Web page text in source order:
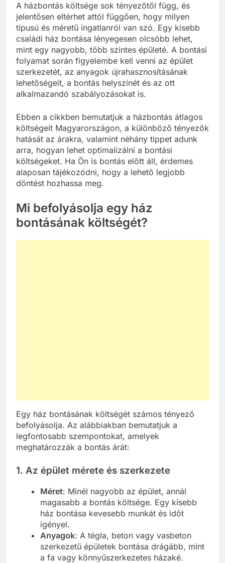
A házbontás költsége sok tényezőtől függ, és
jelentősen eltérhet attól függően, hogy milyen
típusú és méretű ingatlanról van szó. Egy kisebb
családi ház bontása lényegesen olcsóbb lehet,
mint egy nagyobb, több szintes épületé. A bontási
folyamat során figyelembe kell venni az épület
szerkezetét, az anyagok újrahasznosításának
lehetőségeit, a bontás helyszínét és az ott
alkalmazandó szabályozásokat is.
Ebben a cikkben bemutatjuk a házbontás átlagos
költségeit Magyarországon, a különböző tényezők
hatását az árakra, valamint néhány tippet adunk
arra, hogyan lehet optimalizálni a bontási
költségeket. Ha Ön is bontás előtt áll, érdemes
alaposan tájékozódni, hogy a lehető legjobb
döntést hozhassa meg.
Mi befolyásolja egy ház
bontásának költségét?
Egy ház bontásának költségét számos tényező
befolyásolja. Az alábbiakban bemutatjuk a
legfontosabb szempontokat, amelyek
meghatározzák a bontás árát:
1. Az épület mérete és szerkezete
Méret: Minél nagyobb az épület, annál
magasabb a bontás költsége. Egy kisebb
ház bontása kevesebb munkát és időt
igényel.
Anyagok: A tégla, beton vagy vasbeton
szerkezetű épületek bontása drágább, mint
a fa vagy könnyűszerkezetes házaké.